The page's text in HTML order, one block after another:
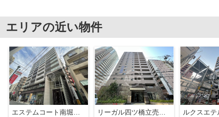
エリアの近い物件
エステムコート南堀江IIレアリス 日吉小学校区
リーガル四ツ橋立売堀Ⅱ
ルクスエ